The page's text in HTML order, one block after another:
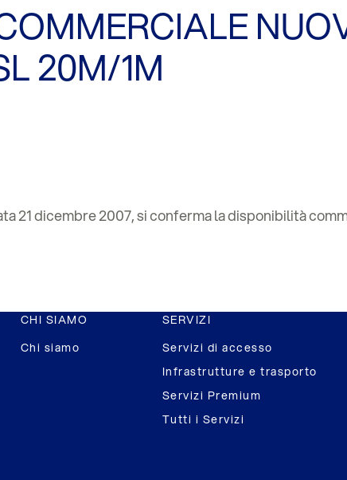
20M/1M
21 dicembre 2007, si conferma la disponibilità
CHI SIAMO
Chi siamo
SERVIZI
Servizi di accesso
Infrastrutture e trasporto
Servizi Premium
Tutti i Servizi